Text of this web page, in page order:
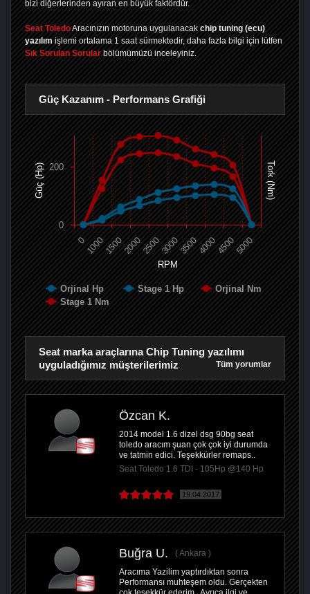
bizi diğerlerinden ayıran en büyük faktördür.
Seat ToledoAracınızın motoruna uygulanacak chip tuning (ecu)
yazılım işlemi ortalama 1 saat sürmektedir, daha fazla bilgi için lütfen
Sık Sorulan Sorular bölümümüzü inceleyiniz.
Güç Kazanım - Performans Grafiği
RPM
Güç (Hp) Tork (Nm)
Orjinal Hp Stage 1 Hp
Orjinal Nm
Stage 1 Nm
0 100015002000250030003500400045005000
0
200
Seat marka araçlarına Chip Tuning yazılımı
uyguladığımız müşterilerimiz
Tüm yorumlar
Özcan K.
2014 model 1.6 dizel dsg 90bg seat
toledo aracım şuan çok çok iyi durumda
ve tatmin edici. Teşekkürler remaps..
Seat Toledo 1.6 TDI - 105Hp @140 Hp
19.04.2017
Buğra U.
Ankara
Aracıma Yazilim yaptırdıktan sonra
Performansı muhteşem oldu. Gerçekten